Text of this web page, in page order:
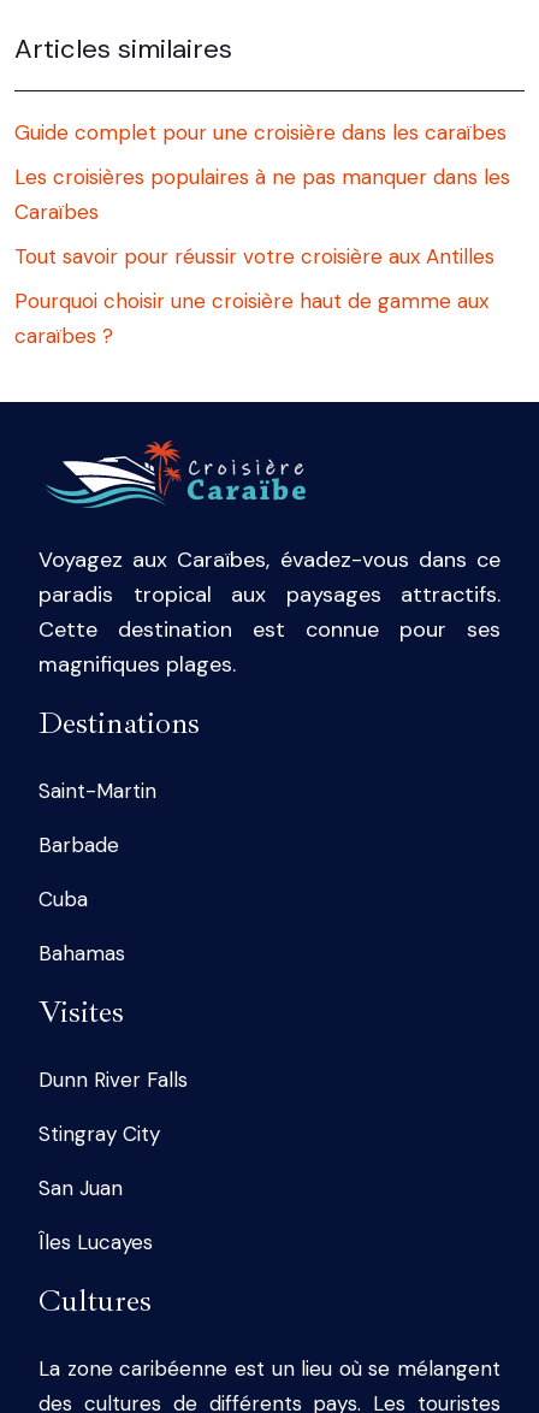
Articles similaires
Guide complet pour une croisière dans les caraïbes
Les croisières populaires à ne pas manquer dans les
Caraïbes
Tout savoir pour réussir votre croisière aux Antilles
Pourquoi choisir une croisière haut de gamme aux
caraïbes ?
Voyagez aux Caraïbes, évadez-vous dans ce
paradis tropical aux paysages attractifs.
Cette destination est connue pour ses
magnifiques plages.
Destinations
Saint-Martin
Barbade
Cuba
Bahamas
Visites
Dunn River Falls
Stingray City
San Juan
Îles Lucayes
Cultures
La zone caribéenne est un lieu où se mélangent
des cultures de différents pays. Les touristes